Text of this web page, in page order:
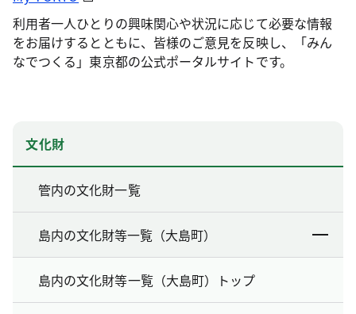
利用者一人ひとりの興味関心や状況に応じて必要な情報
をお届けするとともに、皆様のご意見を反映し、「みん
なでつくる」東京都の公式ポータルサイトです。
文化財
管内の文化財一覧
島内の文化財等一覧（大島町）
島内の文化財等一覧（大島町）トップ